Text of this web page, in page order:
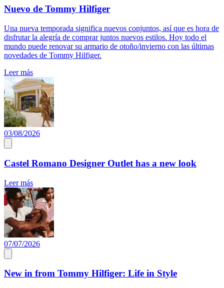
Nuevo de Tommy Hilfiger
Una nueva temporada significa nuevos conjuntos, así que es hora de
disfrutar la alegría de comprar juntos nuevos estilos. Hoy todo el
mundo puede renovar su armario de otoño/invierno con las últimas
novedades de Tommy Hilfiger.
Leer más
03/08/2026
Castel Romano Designer Outlet has a new look
Leer más
07/07/2026
New in from Tommy Hilfiger: Life in Style